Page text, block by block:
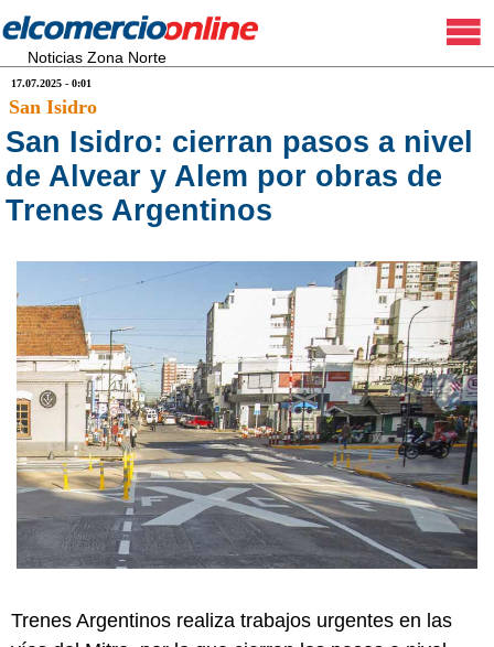
Noticias Zona Norte
17.07.2025 - 0:01
San Isidro
San Isidro: cierran pasos a nivel
de Alvear y Alem por obras de
Trenes Argentinos
Trenes Argentinos realiza trabajos urgentes en las